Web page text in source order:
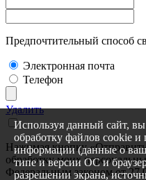
Предпочтительный способ
Электронная почта
Телефон
Удалить
Нажимая кнопку
обработку моих
Федеральным законом от
Используя данный сайт, вы
обработку файлов cookie и
информации (данные о
типе и версии ОС и
разрешении экрана,